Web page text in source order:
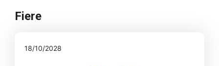
Fiere
18/10/2028